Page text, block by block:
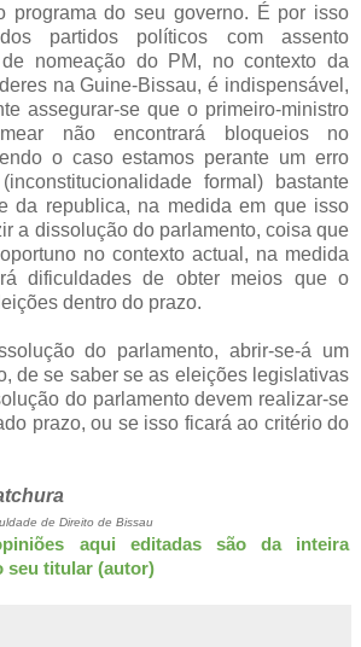
programa do seu governo. É por isso
partidos políticos com assento
nomeação do PM, no contexto da
na Guine-Bissau, é indispensável,
assegurar-se que o primeiro-ministro
não encontrará bloqueios no
o caso estamos perante um erro
formal) bastante
da republica, na medida em que isso
a dissolução do parlamento, coisa que
no contexto actual, na medida
dificuldades de obter meios que o
dentro do prazo.
do parlamento, abrir-se-á um
de se saber se as eleições legislativas
do parlamento devem realizar-se
prazo, ou se isso ficará ao critério do
de Direito de Bissau
aqui editadas são da inteira
seu titular (autor)